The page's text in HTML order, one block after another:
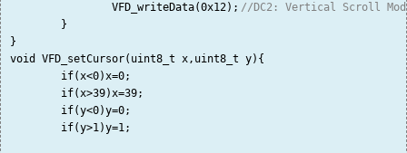
		VFD_writeData(0x12);
//DC2: Vertical Scroll
}
void VFD_setCursor(uint8_t x,uint8_t y){